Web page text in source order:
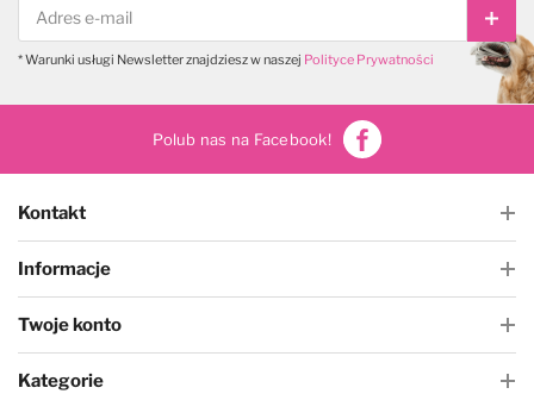
* Warunki usługi Newsletter znajdziesz w naszej Polityce Prywatności
Polub nas na Facebook!
Kontakt
Informacje
Twoje konto
Kategorie